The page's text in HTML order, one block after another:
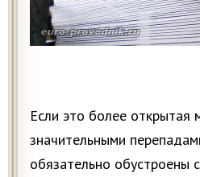
Если это более открытая
значительными
обязательно обустроены